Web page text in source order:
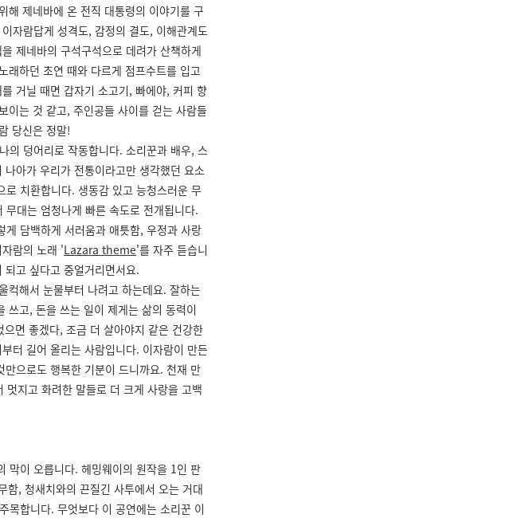
해 제네바에 온 전직 대통령의 이야기를 구
자람답게 성격도, 감정의 결도, 이해관계도
제네바의 구석구석으로 데려가 산책하게
래하던 초연 때와 다르게 점프수트를 입고
거닐 때면 갑자기 소고기, 빠에야, 커피 향
이는 것 같고, 주인공들 사이를 걷는 사람들
당신은 정말!
의 덩어리로 작동합니다. 소리꾼과 배우, 스
아가 우리가 전통이라고만 생각했던 요소
치환합니다. 생동감 있고 능청스러운 무
대는 엄청나게 빠른 속도로 전개됩니다.
담백하게 서러움과 애틋함, 우정과 사랑
람의 노래 'Lazara theme'를 자주 듣습니
고 싶다고 중얼거리면서요.
컥해서 눈물부터 나려고 하는데요. 잘하는
쓰고, 돈을 쓰는 일이 제게는 삶의 동력이
면 좋겠다, 조금 더 살아야지 같은 건강한
터 길어 올리는 사람입니다. 이자람이 만든
으로도 행복한 기분이 드니까요. 천재 만
지고 화려한 말들로 더 크게 사랑을 고백
막이 오릅니다. 헤밍웨이의 원작을 1인 판
, 청새치와의 끈질긴 사투에서 오는 거대
목합니다. 무엇보다 이 공연에는 소리꾼 이